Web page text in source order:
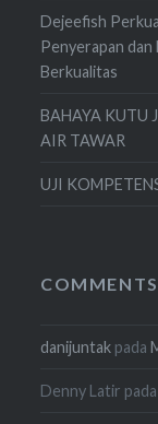
Dejeefish
Penyerapan dan
Berkualitas
BAHAYA KUTU
AIR TAWAR
UJI
COMMENTS
danijuntak pada
Denny Latir